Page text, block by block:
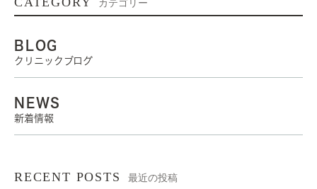
カテゴリー
BLOG
クリニックブログ
NEWS
新着情報
RECENT POSTS 最近の投稿